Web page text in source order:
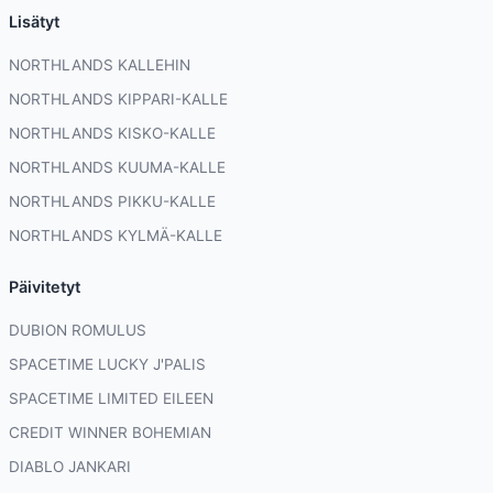
Lisätyt
NORTHLANDS KALLEHIN
NORTHLANDS KIPPARI-KALLE
NORTHLANDS KISKO-KALLE
NORTHLANDS KUUMA-KALLE
NORTHLANDS PIKKU-KALLE
NORTHLANDS KYLMÄ-KALLE
Päivitetyt
DUBION ROMULUS
SPACETIME LUCKY J'PALIS
SPACETIME LIMITED EILEEN
CREDIT WINNER BOHEMIAN
DIABLO JANKARI